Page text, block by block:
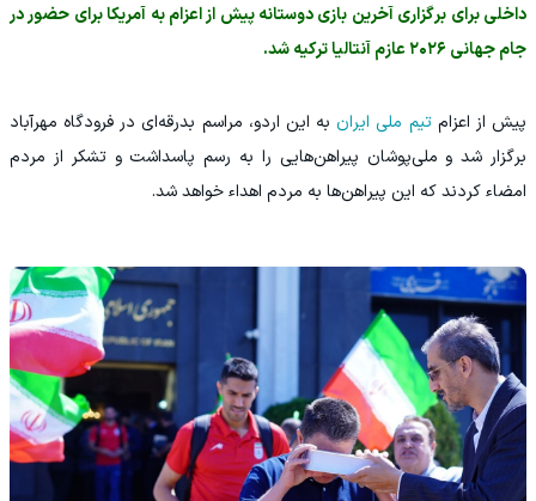
داخلی برای برگزاری آخرین بازی دوستانه پیش از اعزام به آمریکا برای حضور در
جام جهانی ۲۰۲۶ عازم آنتالیا ترکیه شد.
پیش از اعزامتیم ملی ایرانبه این اردو، مراسم بدرقه‌‌ای در فرودگاه مهرآباد
برگزار شد و ملی‌پوشان پیراهن‌هایی را به رسم پاسداشت و تشکر از مردم
امضاء کردند که این پیراهن‌ها به مردم اهداء خواهد شد.